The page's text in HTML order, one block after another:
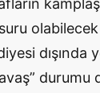
dışında
durumu